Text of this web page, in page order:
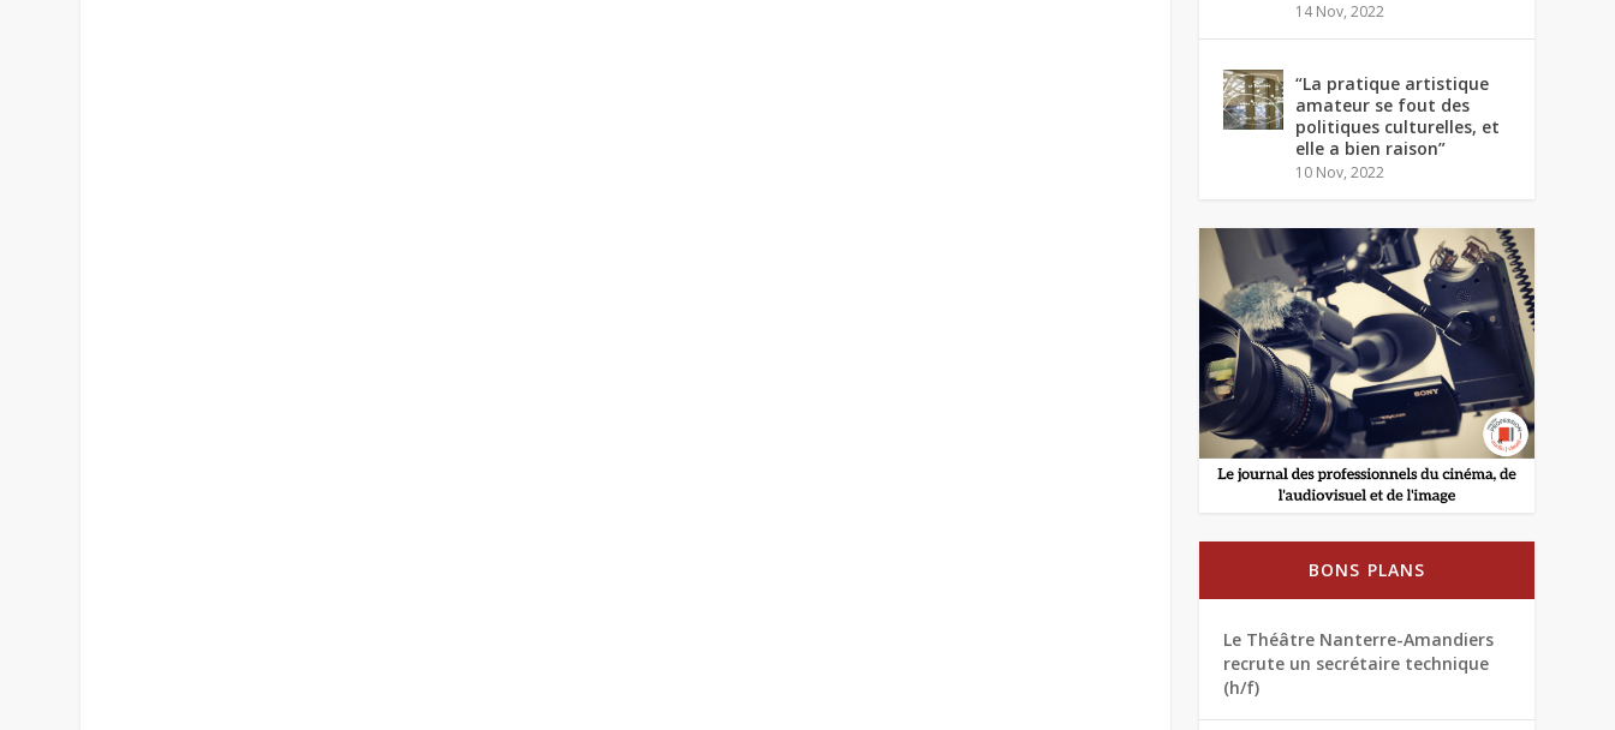
14 Nov, 2022
“La pratique artistique
amateur se fout des
politiques culturelles, et
elle a bien raison”
10 Nov, 2022
BONS PLANS
Le Théâtre Nanterre-Amandiers
recrute un secrétaire technique
(h/f)